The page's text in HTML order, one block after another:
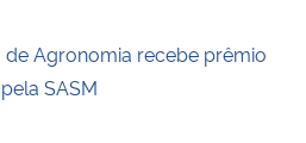
Agronomia recebe prêmio
SASM